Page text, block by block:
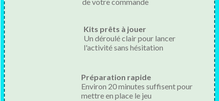
Kits prêts à jouer
Un déroulé clair pour lancer
l'activité sans hésitation
Préparation rapide
Environ 20 minutes suffisent pour
mettre en place le jeu